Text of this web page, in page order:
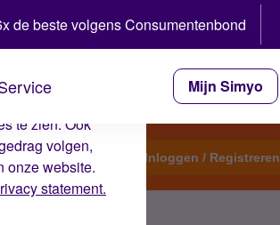
ervaring op de
te zien. Ook
volgen,
onze website.
statement.
de beste volgens Consumentenbond
Mijn Simyo
Start een topic Inloggen / Registreren